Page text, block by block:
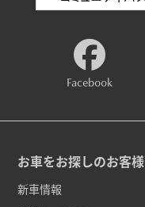
Facebook
お車をお探しのお客様
新車情報